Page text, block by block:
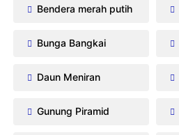
Bendera merah putih
Bunga Bangkai
Daun Meniran
Gunung Piramid